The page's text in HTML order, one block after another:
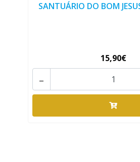
SANTUÁRIO DO BOM
15,90€
-